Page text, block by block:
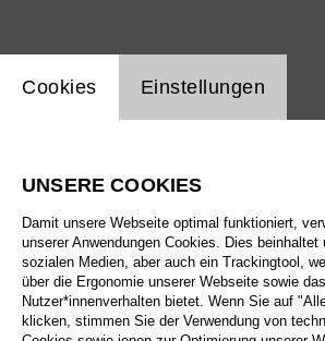
Alle Sparten
Alle Spielstätten
Alle Merkmale
Einstellung Website Cookie
Cookies Einstellungen
UNSERE COOKIES
Damit unsere Webseite optimal funktioniert,
unserer Anwendungen Cookies. Dies
sozialen Medien, aber auch ein Trackingtool,
über die Ergonomie unserer Webseite sowie das
Nutzer*innenverhalten bietet. Wenn Sie auf
klicken, stimmen Sie der Verwendung von